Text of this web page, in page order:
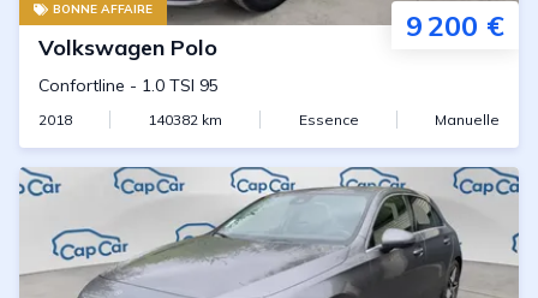
BONNE AFFAIRE 9 200 €
Volkswagen Polo
Confortline - 1.0 TSI 95
2018 140382 km Essence Manuelle